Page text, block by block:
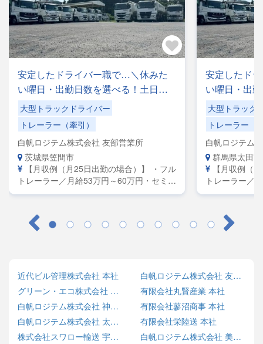
安定したドライバー職で…＼休みた
い曜日・出勤日数を選べる！土日休
みもOK／手積みした手降ろしの力仕
事なし！
大型トラックドライバー
トレーラー（牽引）
白帆ロジテム株式会社 友部営業所
茨城県笠間市
【月収例（月25日出勤の場合）】 ・フル
トレーラー／月給53万円～60万円・セミト
レーラー／月給45万円～50万円・大型／月
安定したド
い曜日・出
みもOK／手
事なし！
大型トラック
トレーラー（
白帆ロジテム
群馬県太田市
【月収例（
トレーラー／
レーラー／月
近代ビル管理株式会社 本社
グリーン・エコ株式会社 SARASHINA ECO BASE
白帆ロジテム株式会社 神栖営業所
白帆ロジテム株式会社 太田営業所
株式会社スワロー輸送 宇都宮センター
白帆ロジテム株式会社 友部営業所
有限会社丸賢産業 本社
有限会社蓼沼商事 本社
有限会社栄陸送 本社
白帆ロジテム株式会社 美野里営業所